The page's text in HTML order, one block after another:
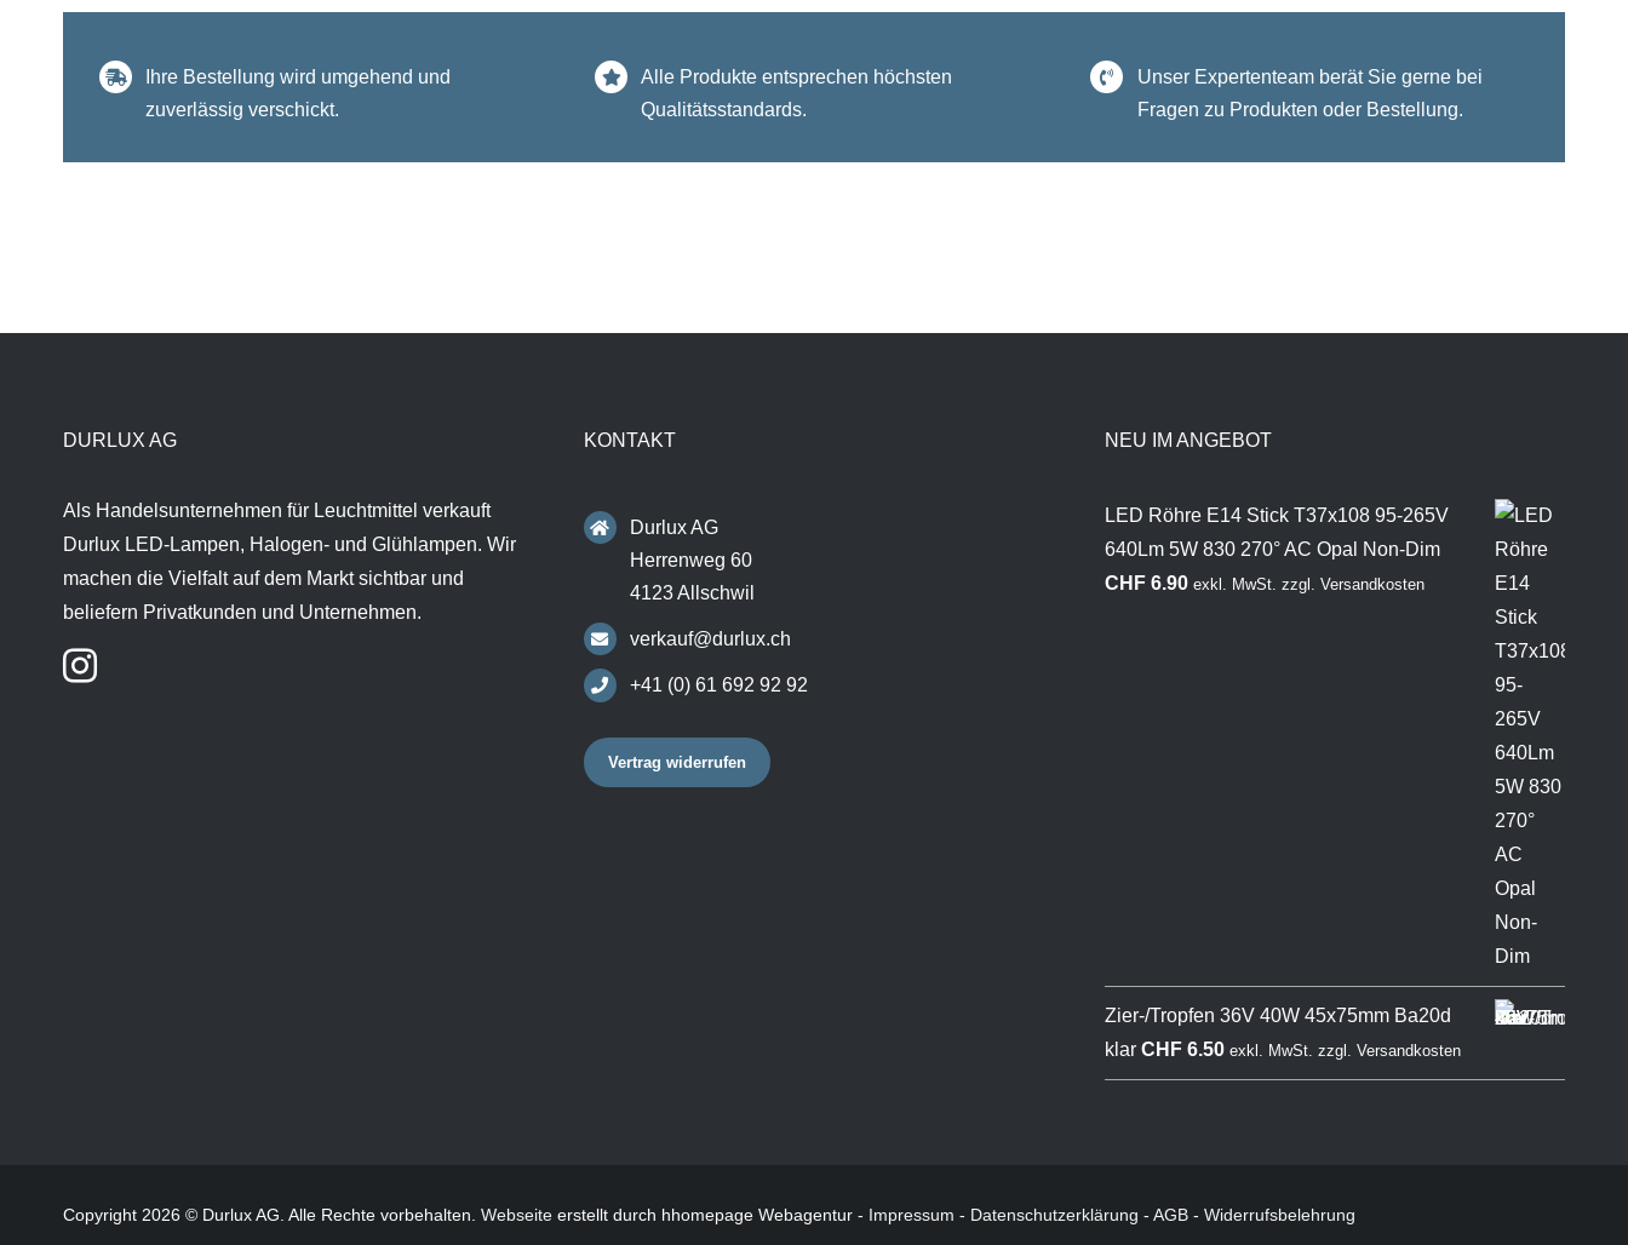
Ihre Bestellung wird umgehend und
zuverlässig verschickt.
Alle Produkte entsprechen höchsten
Qualitätsstandards.
Unser Expertenteam berät Sie gerne bei
Fragen zu Produkten oder Bestellung.
DURLUX AG
Als Handelsunternehmen für Leuchtmittel verkauft
Durlux LED-Lampen, Halogen- und Glühlampen. Wir
machen die Vielfalt auf dem Markt sichtbar und
beliefern Privatkunden und Unternehmen.
KONTAKT
Durlux AG
Herrenweg 60
4123 Allschwil
verkauf@durlux.ch
+41 (0) 61 692 92 92
Vertrag widerrufen
NEU IM ANGEBOT
LED Röhre E14 Stick T37x108 95-265V
640Lm 5W 830 270° AC Opal Non-Dim
CHF6.90 exkl. MwSt. zzgl. Versandkosten
Zier-/Tropfen 36V 40W 45x75mm Ba20d
klar CHF6.50 exkl. MwSt. zzgl. Versandkosten
Copyright 2026 © Durlux AG. Alle Rechte vorbehalten. Webseiteerstellt durch hhomepage Webagentur - Impressum - Datenschutzerklärung - AGB- Widerrufsbelehrung